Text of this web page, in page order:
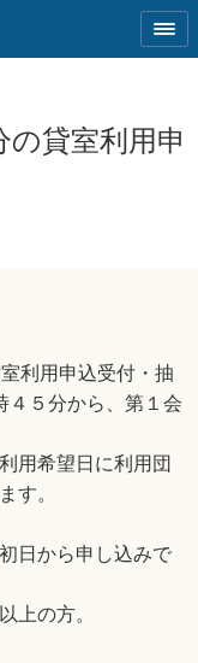
貸室利用申
利用申込受付・抽
４５分から、第１会
用希望日に利用団
す。
日から申し込みで
上の方。